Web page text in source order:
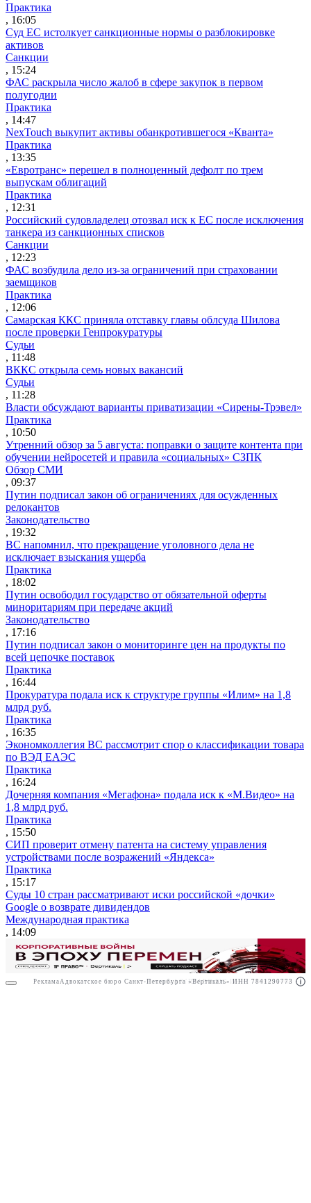
РекламаАО"ПРАВО.РУ" ИНН: 7708095468
Практика
, 16:05
Суд ЕС истолкует санкционные нормы о разблокировке
активов
Санкции
, 15:24
ФАС раскрыла число жалоб в сфере закупок в первом
полугодии
Практика
, 14:47
NexTouch выкупит активы обанкротившегося «Кванта»
Практика
, 13:35
«Евротранс» перешел в полноценный дефолт по трем
выпускам облигаций
Практика
, 12:31
Российский судовладелец отозвал иск к ЕС после исключения
танкера из санкционных списков
Санкции
, 12:23
ФАС возбудила дело из-за ограничений при страховании
заемщиков
Практика
, 12:06
Самарская ККС приняла отставку главы облсуда Шилова
после проверки Генпрокуратуры
Судьи
, 11:48
ВККС открыла семь новых вакансий
Судьи
, 11:28
Власти обсуждают варианты приватизации «Сирены-Трэвел»
Практика
, 10:50
Утренний обзор за 5 августа: поправки о защите контента при
обучении нейросетей и правила «социальных» СЗПК
Обзор СМИ
, 09:37
Путин подписал закон об ограничениях для осужденных
релокантов
Законодательство
, 19:32
ВС напомнил, что прекращение уголовного дела не
исключает взыскания ущерба
Практика
, 18:02
Путин освободил государство от обязательной оферты
миноритариям при передаче акций
Законодательство
, 17:16
Путин подписал закон о мониторинге цен на продукты по
всей цепочке поставок
Практика
, 16:44
Прокуратура подала иск к структуре группы «Илим» на 1,8
млрд руб.
Практика
, 16:35
Экономколлегия ВС рассмотрит спор о классификации товара
по ВЭД ЕАЭС
Практика
, 16:24
Дочерняя компания «Мегафона» подала иск к «М.Видео» на
1,8 млрд руб.
Практика
, 15:50
СИП проверит отмену патента на систему управления
устройствами после возражений «Яндекса»
Практика
, 15:17
Суды 10 стран рассматривают иски российской «дочки»
Google о возврате дивидендов
Международная практика
, 14:09
Реклама Адвокатское бюро Санкт-Петербурга «Вертикаль» ИНН 7841290773